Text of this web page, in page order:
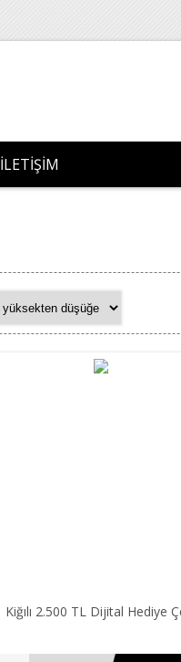
İLETIŞIM
Kiğılı 2.500 TL Dijital Hediye